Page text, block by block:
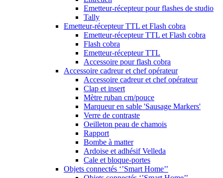
Emetteur-récepteur pour flashes de studio
Tally
Emetteur-récepteur TTL et Flash cobra
Emetteur-récepteur TTL et Flash cobra
Flash cobra
Emetteur-récepteur TTL
Accessoire pour flash cobra
Accessoire cadreur et chef opérateur
Accessoire cadreur et chef opérateur
Clap et insert
Mètre ruban cm/pouce
Marqueur en sable 'Sausage Markers'
Verre de contraste
Oeilleton peau de chamois
Rapport
Bombe à matter
Ardoise et adhésif Velleda
Cale et bloque-portes
Objets connectés ‘’Smart Home’’